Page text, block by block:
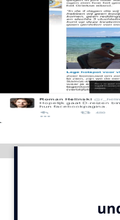
9 sept: GenAI-training
12 nov: MarketingLive!
Adverteren
Events
Opleidingen
Vacatures